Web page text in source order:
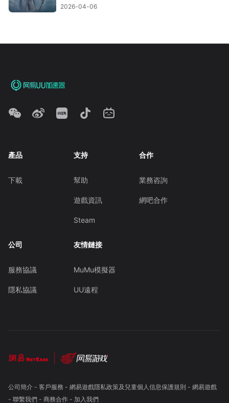
2026-04-06
產品
下載
支持
幫助
遊戲資訊
Steam
合作
業務咨詢
網吧合作
公司
服務協議
隱私協議
友情鏈接
MuMu模擬器
UU遠程
公司簡介- 客戶服務 - 網易遊戲隱私政策及兒童個人信息保護規則 - 網易遊戲
- 聯繫我們- 商務合作- 加入我們